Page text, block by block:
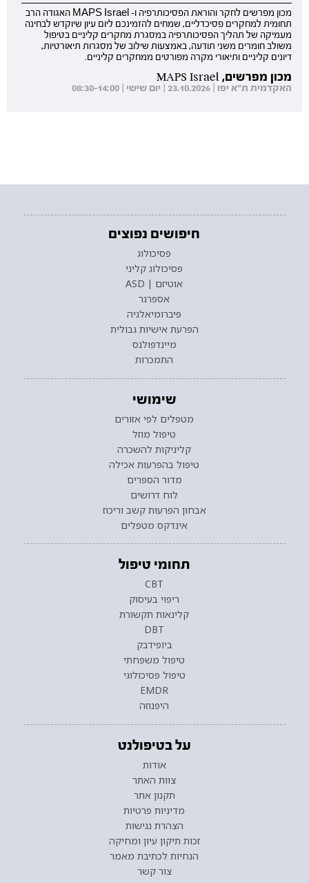
מכון מפרשים לחקר והוראת הפסיכותרפיה ו- MAPS Israel האגודה הרב
תחומית למחקרים פסיכדליים, שמחים להזמינכם ליום עיון שיוקדש לבחינה
מעמיקה של תהליך הפסיכותרפיה במסגרת מחקרים קליניים בטיפול
משולב חומרים משני תודעה, באמצעות שילוב של מסגרות תיאורטיות,
דיונים קליניים ותיאורי מקרה מפורטים ממחקרים קליניים.
מכון מפרשים, MAPS Israel
האקדמית ת"א יפו | 23.10.2026 | יום שישי | 08:30-14:00
חיפושים נפוצים
פסיכולוג
פסיכולוג קליני
אוטיזם | ASD
אספרגר
פיברומיאלגיה
הפרעת אישיות גבולית
מיינדפולנס
התמכרות
שימושי
מטפלים לפי אזורים
טיפול מוזל
קליניקות להשכרה
טיפול בהפרעות אכילה
מדור הספרים
לוח דרושים
אבחון הפרעות קשב וריכוז
אינדקס מטפלים
תחומי טיפול
CBT
ריפוי בעיסוק
קלינאות תקשורת
DBT
ביופידבק
טיפול משפחתי
טיפול פסיכולוגי
EMDR
היפנוזה
על בטיפולנט
אודות
צוות האתר
תקנון אתר
מדיניות פרטיות
הצהרת נגישות
זכות תיקון עיון ומחיקה
הנחיות לכתיבת מאמר
צור קשר